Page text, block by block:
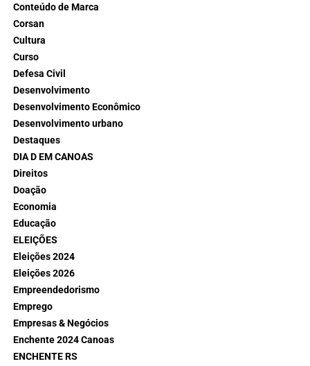
Conteúdo de Marca
Corsan
Cultura
Curso
Defesa Civil
Desenvolvimento
Desenvolvimento Econômico
Desenvolvimento urbano
Destaques
DIA D EM CANOAS
Direitos
Doação
Economia
Educação
ELEIÇÕES
Eleições 2024
Eleições 2026
Empreendedorismo
Emprego
Empresas & Negócios
Enchente 2024 Canoas
ENCHENTE RS